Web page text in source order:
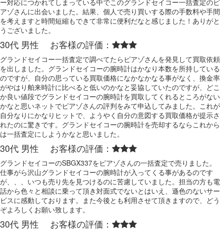
ー対応につかれてしまっている中でこのグランドセイコー一括査定のピ
アゾさんに出会いました。結果、個人で売り買いする際の手数料や手間
を考えますと時間短縮もできて非常に便利だなと感じました！ありがと
うございました。
30代 男性 お客様の評価：
グランドセイコー一括査定で調べてたらピアゾさんを発見して買取依頼
を出しました。グランドセイコーの腕時計はかなり本数を所持している
のですが、自分の思っている買取価格になかなかなる事がなく、換金率
がやはり舶来時計に比べると低いのかなと妥協していたのですが、どこ
か良い値段でグランドセイコーの腕時計を買取してくれるところがない
かなと思いネットでピアゾさんの評判をみて申込してみました。これが
自分なりにかなりヒットで、ようやく自分の意図する買取価格が提示さ
れたのに驚きです。グランドセイコーの腕時計を売却するならこれから
は一括査定にしようかなと思いました。
30代 男性 お客様の評価：
グランドセイコーのSBGX337をピアゾさんの一括査定で売りました。
仕事がら沢山グランドセイコーの腕時計が入ってくる事があるのです
が、、、いつも売り先を見つけるのに苦慮していました。担当の方も電
話から色々と相談に乗って頂き対面式でないとはいえ、遜色のないサー
ビスに感動しております。また今後とも利用させて頂きますので、どう
ぞよろしくお願い致します。
30代 男性 お客様の評価：